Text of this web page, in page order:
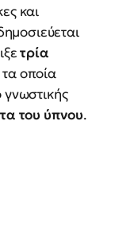
και
τρία
οποία
του ύπνου.